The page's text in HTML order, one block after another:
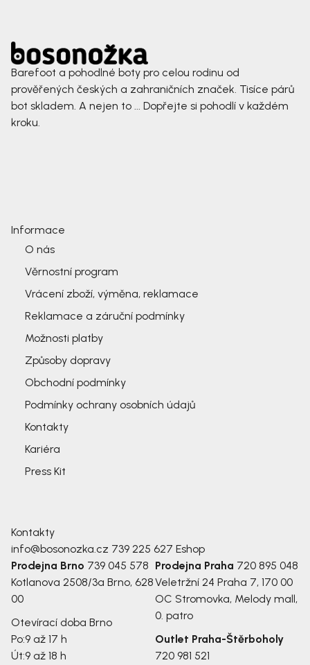
Barefoot a pohodlné boty pro celou rodinu od
prověřených českých a zahraničních značek. Tisíce párů
bot skladem. A nejen to ... Dopřejte si pohodlí v každém
kroku.
Informace
O nás
Věrnostní program
Vrácení zboží, výměna, reklamace
Reklamace a záruční podmínky
Možnosti platby
Způsoby dopravy
Obchodní podmínky
Podmínky ochrany osobních údajů
Kontakty
Kariéra
Press Kit
Kontakty
info@bosonozka.cz 739 225 627 Eshop
Prodejna Brno 739 045 578
Kotlanova 2508/3a Brno, 628
00
Otevírací doba Brno
Po:9 až 17 h
Út:9 až 18 h
Prodejna Praha 720 895 048
Veletržní 24 Praha 7, 170 00
OC Stromovka, Melody mall,
0. patro
Outlet Praha-Štěrboholy
720 981 521